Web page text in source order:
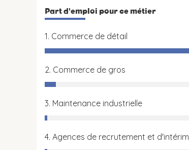
Part d'emploi pour ce métier
1. Commerce de détail
2. Commerce de gros
3. Maintenance industrielle
4. Agences de recrutement et d'intérim